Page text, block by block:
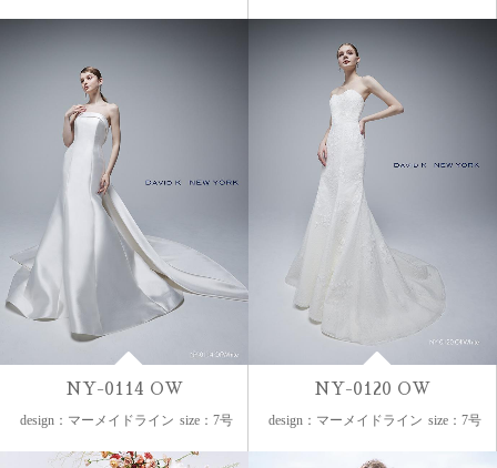
NY-0114 OW
design：マーメイドライン size：7号
NY-0120 OW
design：マーメイドライン size：7号